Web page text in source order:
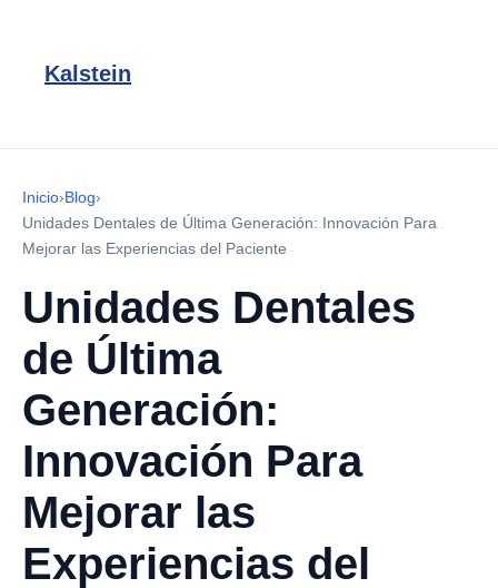
Kalstein
Inicio›Blog›
Unidades Dentales de Última Generación: Innovación Para
Mejorar las Experiencias del Paciente
Unidades Dentales
de Última
Generación:
Innovación Para
Mejorar las
Experiencias del